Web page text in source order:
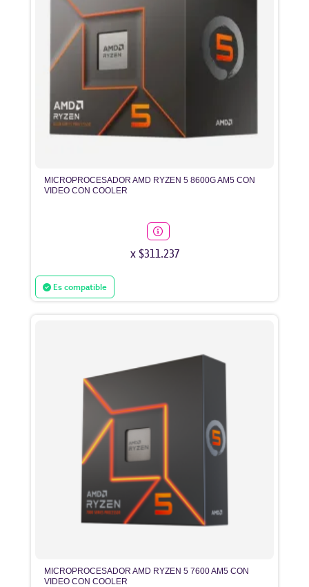
MICROPROCESADOR AMD RYZEN 5 8600G AM5 CON
VIDEO CON COOLER
x $311.237
Es compatible
MICROPROCESADOR AMD RYZEN 5 7600 AM5 CON
VIDEO CON COOLER